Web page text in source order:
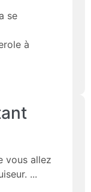
se
à
vous allez